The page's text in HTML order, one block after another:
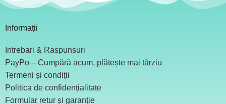
Informații
Intrebari & Raspunsuri
PayPo – Cumpără acum, plătește mai târziu
Termeni și condiții
Politica de confidențialitate
Formular retur și garanție